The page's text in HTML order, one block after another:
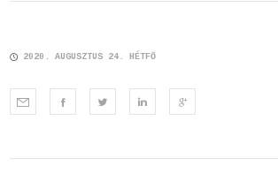
2020. AUGUSZTUS 24. HÉTFŐ